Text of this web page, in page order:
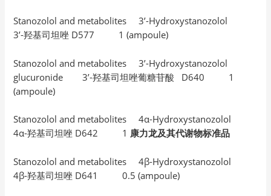
Stanozolol and metabolites 3’-Hydroxystanozolol
3’-羟基司坦唑 D577 1 (ampoule)
Stanozolol and metabolites 3’-Hydroxystanozolol
glucuronide 3’-羟基司坦唑葡糖苷酸 D640 1
(ampoule)
Stanozolol and metabolites 4α-Hydroxystanozolol
4α-羟基司坦唑 D642 1 康力龙及其代谢物标准品
Stanozolol and metabolites 4β-Hydroxystanozolol
4β-羟基司坦唑 D641 0.5 (ampoule)